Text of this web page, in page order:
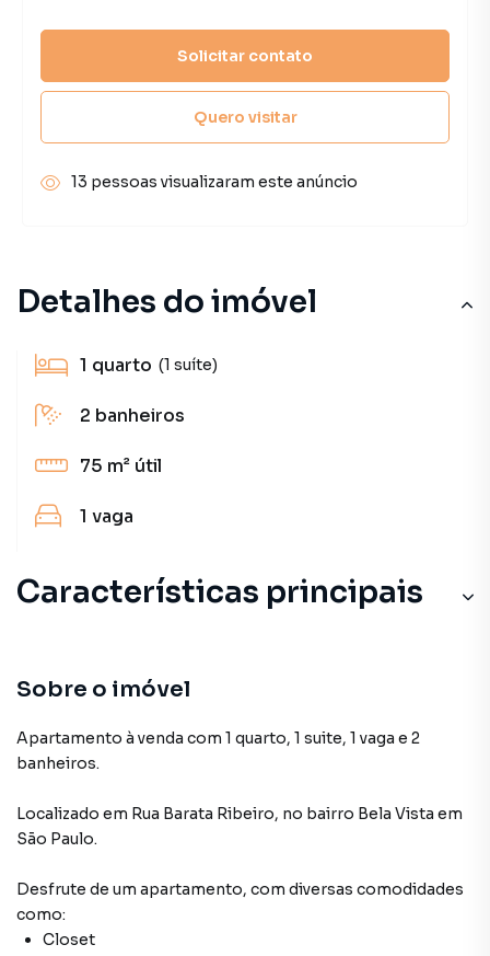
Detalhes do imóvel
1 quarto (1 suíte)
2 banheiros
75 m² útil
1 vaga
Características principais
Sobre o imóvel
Apartamento à venda com 1 quarto, 1 suite, 1 vaga e 2
banheiros.
Localizado em Rua Barata Ribeiro, no bairro Bela Vista em
São Paulo.
Desfrute de um apartamento, com diversas comodidades
como:
Closet
Solicitar contato
Quero visitar
13 pessoas visualizaram este anúncio